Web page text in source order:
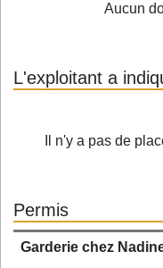
Aucun
L'exploitant a
Il n'y a pas de
Permis
Garderie chez